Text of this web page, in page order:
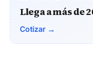
Llega a más de
Cotizar →